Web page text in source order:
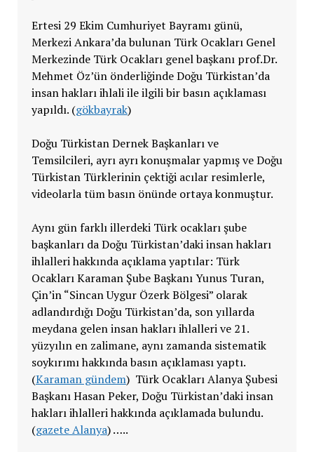
Ertesi 29 Ekim Cumhuriyet Bayramı günü,
Merkezi Ankara’da bulunan Türk Ocakları Genel
Merkezinde Türk Ocakları genel başkanı prof.Dr.
Mehmet Öz’ün önderliğinde Doğu Türkistan’da
insan hakları ihlali ile ilgili bir basın açıklaması
yapıldı. (gökbayrak)
Doğu Türkistan Dernek Başkanları ve
Temsilcileri, ayrı ayrı konuşmalar yapmış ve Doğu
Türkistan Türklerinin çektiği acılar resimlerle,
videolarla tüm basın önünde ortaya konmuştur.
Aynı gün farklı illerdeki Türk ocakları şube
başkanları da Doğu Türkistan’daki insan hakları
ihlalleri hakkında açıklama yaptılar: Türk
Ocakları Karaman Şube Başkanı Yunus Turan,
Çin’in “Sincan Uygur Özerk Bölgesi” olarak
adlandırdığı Doğu Türkistan’da, son yıllarda
meydana gelen insan hakları ihlalleri ve 21.
yüzyılın en zalimane, aynı zamanda sistematik
soykırımı hakkında basın açıklaması yaptı.
(Karaman gündem) Türk Ocakları Alanya Şubesi
Başkanı Hasan Peker, Doğu Türkistan’daki insan
hakları ihlalleri hakkında açıklamada bulundu.
(gazete Alanya) …..